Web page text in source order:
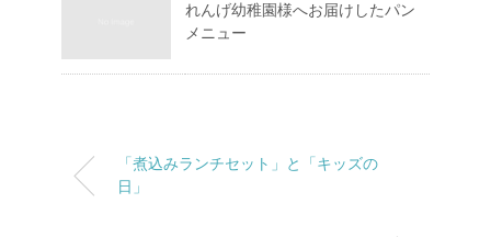
れんげ幼稚園様へお届けしたパン
メニュー
「煮込みランチセット」と「キッズの
日」